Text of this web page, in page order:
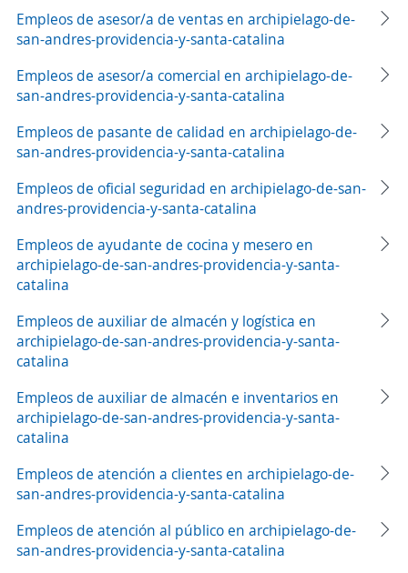
Empleos de asesor/a de ventas en archipielago-de-
san-andres-providencia-y-santa-catalina
Empleos de asesor/a comercial en archipielago-de-
san-andres-providencia-y-santa-catalina
Empleos de pasante de calidad en archipielago-de-
san-andres-providencia-y-santa-catalina
Empleos de oficial seguridad en archipielago-de-san-
andres-providencia-y-santa-catalina
Empleos de ayudante de cocina y mesero en
archipielago-de-san-andres-providencia-y-santa-
catalina
Empleos de auxiliar de almacén y logística en
archipielago-de-san-andres-providencia-y-santa-
catalina
Empleos de auxiliar de almacén e inventarios en
archipielago-de-san-andres-providencia-y-santa-
catalina
Empleos de atención a clientes en archipielago-de-
san-andres-providencia-y-santa-catalina
Empleos de atención al público en archipielago-de-
san-andres-providencia-y-santa-catalina